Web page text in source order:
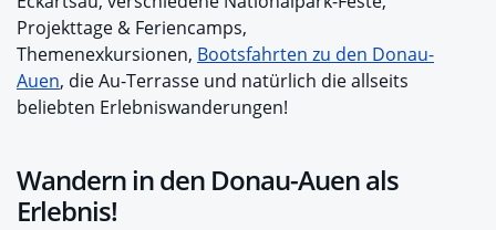
Projekttage & Feriencamps,
Themenexkursionen, Bootsfahrten zu den Donau-
Auen, die Au-Terrasse und natürlich die allseits
beliebten Erlebniswanderungen!
Wandern in den Donau-Auen als
Erlebnis!